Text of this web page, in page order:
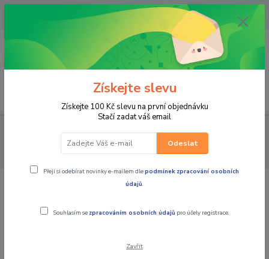
OPAVA 733537099/HLUČÍN
734541648/OLOMOUC 734593593
0,00 CZK
PRO STROJE MOTO PŘÍSLUŠENSTVÍ
KUFRY / BRAŠNY /
MONTÁŽNÍ SADY / TANKVAKY / VAKY
MONTÁŽNÍ SADY
sada Top Master GIVI Aprilia SR GT 125/200
SR GT 125/200
Získejte slevu
Získejte 100 Kč slevu na první objednávku
Stačí zadat váš email
Odeslat
Přeji si odebírat novinky e-mailem dlepodmínek zpracování osobních
údajů.
Souhlasím se zpracováním osobních údajů pro účely registrace.
Zavřít